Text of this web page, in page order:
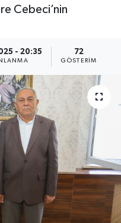
Cebeci’nin
- 20:35 72
GÖSTERIM